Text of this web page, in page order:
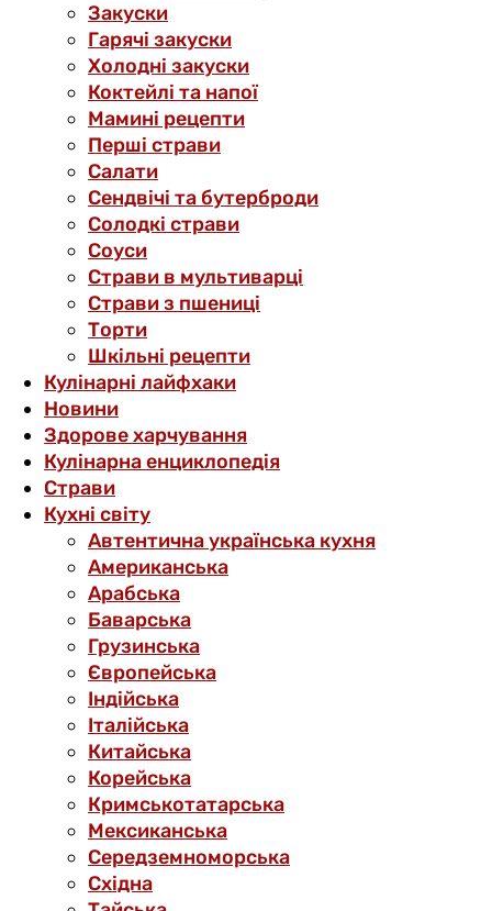
Закуски
Гарячі закуски
Холодні закуски
Коктейлі та напої
Мамині рецепти
Перші страви
Салати
Сендвічі та бутерброди
Солодкі страви
Соуси
Страви в мультиварці
Страви з пшениці
Торти
Шкільні рецепти
Кулінарні лайфхаки
Новини
Здорове харчування
Кулінарна енциклопедія
Страви
Кухні світу
Автентична українська кухня
Американська
Арабська
Баварська
Грузинська
Європейська
Індійська
Італійська
Китайська
Корейська
Кримськотатарська
Мексиканська
Середземноморська
Східна